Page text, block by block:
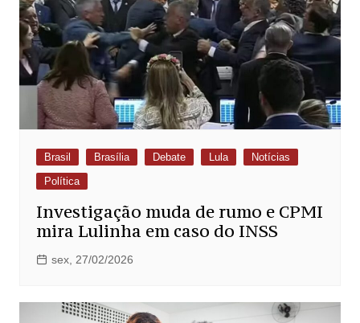
Brasil Brasília Debate Lula
Notícias
Política
Investigação muda de rumo e CPMI
mira Lulinha em caso do INSS
sex, 27/02/2026